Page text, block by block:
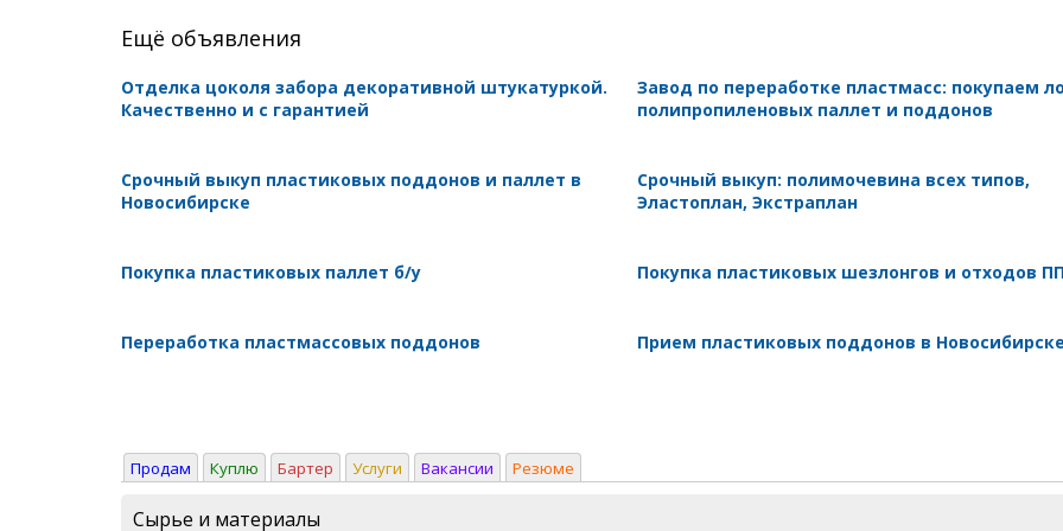
Ещё объявления
Отделка цоколя забора декоративной штукатуркой.
Качественно и с гарантией
Завод по переработке пластмасс: покупаем
полипропиленовых паллет и поддонов
Срочный выкуп пластиковых поддонов и паллет в
Новосибирске
Срочный выкуп: полимочевина всех типов,
Эластоплан, Экстраплан
Покупка пластиковых паллет б/у Покупка пластиковых шезлонгов и отходов ПП
Переработка пластмассовых поддонов Прием пластиковых поддонов в Новосибирске
Продам Куплю Бартер Услуги Вакансии Резюме
Сырье и материалы